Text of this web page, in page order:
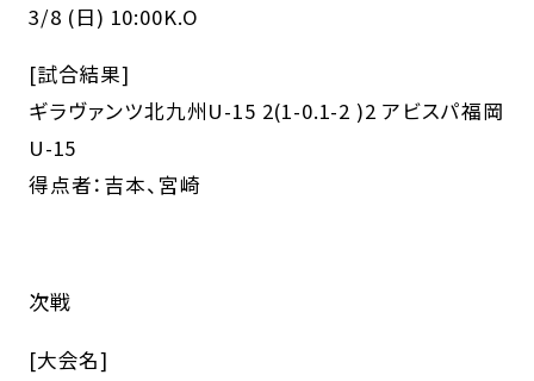
3/8 (日) 10:00K.O
[試合結果]
ギラヴァンツ北九州U-15 2(1-0.1-2 )2 アビスパ福岡
U-15
得点者：吉本、宮崎
次戦
[大会名]